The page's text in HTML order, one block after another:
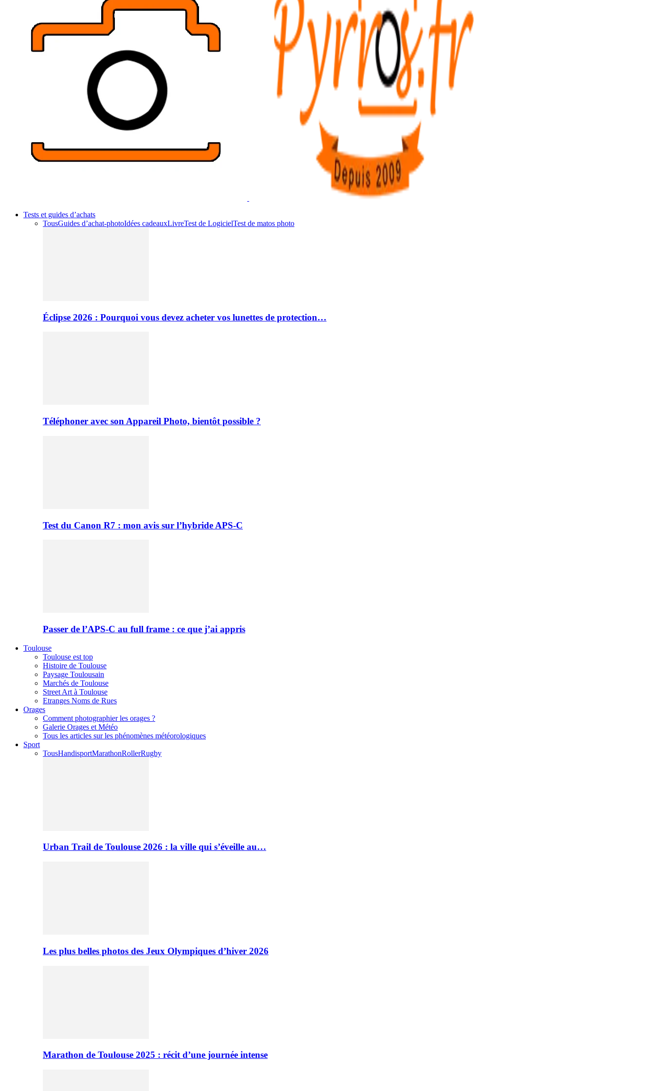
Tests et guides d’achats
TousGuides d’achat-photoIdées cadeauxLivreTest de LogicielTest de matos photo
Éclipse 2026 : Pourquoi vous devez acheter vos lunettes de protection…
Téléphoner avec son Appareil Photo, bientôt possible ?
Test du Canon R7 : mon avis sur l’hybride APS-C
Passer de l’APS-C au full frame : ce que j’ai appris
Toulouse
Toulouse est top
Histoire de Toulouse
Paysage Toulousain
Marchés de Toulouse
Street Art à Toulouse
Etranges Noms de Rues
Orages
Comment photographier les orages ?
Galerie Orages et Météo
Tous les articles sur les phénomènes météorologiques
Sport
TousHandisportMarathonRollerRugby
Urban Trail de Toulouse 2026 : la ville qui s’éveille au…
Les plus belles photos des Jeux Olympiques d’hiver 2026
Marathon de Toulouse 2025 : récit d’une journée intense